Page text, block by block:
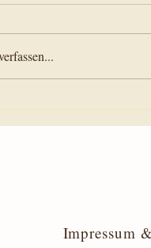
schlummern -
Impressum